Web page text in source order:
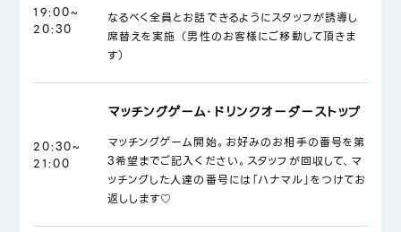
19:00~
20:30
なるべく全員とお話できるようにスタッフが誘導し
席替えを実施 （男性のお客様にご移動して頂きま
す）
20:30~
21:00
マッチングゲーム・ドリンクオーダーストップ
マッチングゲーム開始。お好みのお相手の番号を第
3希望までご記入ください。スタッフが回収して、マ
ッチングした人達の番号には「ハナマル」をつけてお
返しします♡